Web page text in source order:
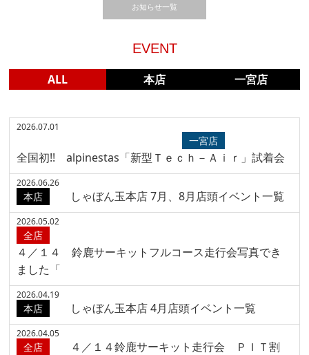
お知らせ一覧
EVENT
ALL 本店 一宮店
2026.07.01
一宮店
全国初!! alpinestas「新型Ｔｅｃｈ－Ａｉｒ」試着会
2026.06.26
本店 しゃぼん玉本店 7月、8月店頭イベント一覧
2026.05.02
全店
４／１４ 鈴鹿サーキットフルコース走行会写真でき
ました「
2026.04.19
本店 しゃぼん玉本店 4月店頭イベント一覧
2026.04.05
全店 ４／１４鈴鹿サーキット走行会 ＰＩＴ割